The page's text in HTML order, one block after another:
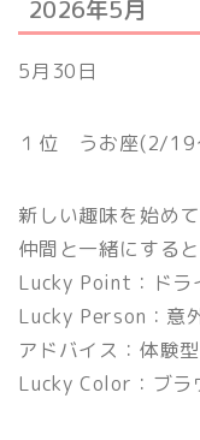
2026年5月
5月30日
１位 うお座(2/
新しい趣味を始め
仲間と一緒にする
Lucky Point：ドラ
Lucky Person：意
アドバイス：体験
Lucky Color：ブラ